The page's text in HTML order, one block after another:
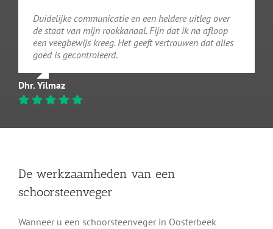
Duidelijke communicatie en een heldere uitleg over
de staat van mijn rookkanaal. Fijn dat ik na afloop
een veegbewijs kreeg. Het geeft vertrouwen dat alles
goed is gecontroleerd.
Dhr. Yilmaz
De werkzaamheden van een
schoorsteenveger
Wanneer u een schoorsteenveger in Oosterbeek